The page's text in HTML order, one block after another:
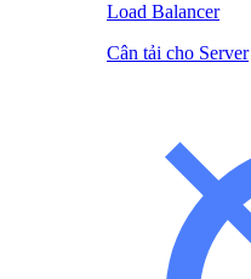
Load Balancer
Cân tải cho Server